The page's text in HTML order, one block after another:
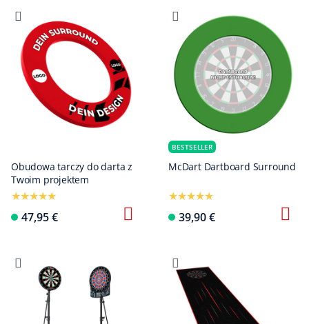
Obudowa tarczy do darta z
Twoim projektem
47,95 €
BESTSELLER
McDart Dartboard Surround
39,90 €